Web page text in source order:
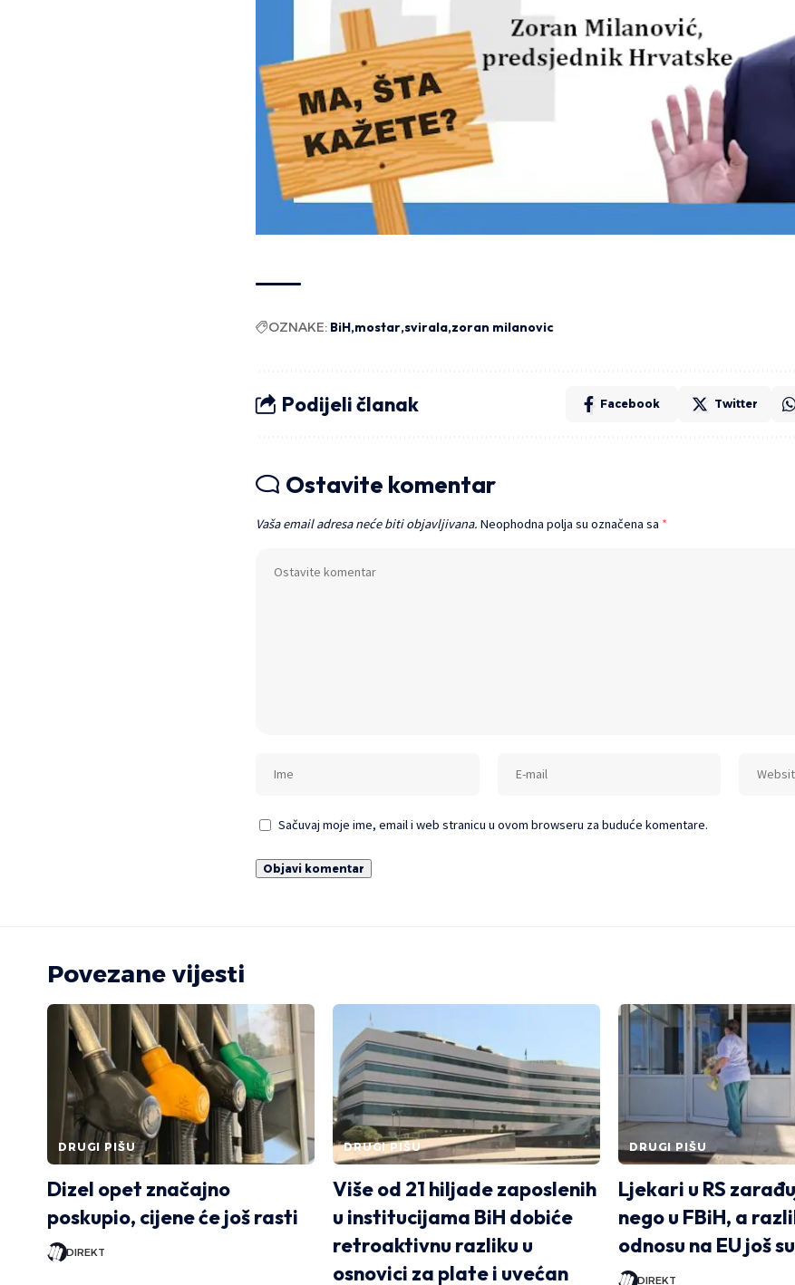
OZNAKE: BiH mostar svirala zoran milanovic
Podijeli članak Facebook Twitter
Ostavite komentar
Vaša email adresa neće biti objavljivana. Neophodna polja su označena sa *
Sačuvaj moje ime, email i web stranicu u ovom browseru za buduće komentare.
Povezane vijesti
DRUGI PIŠU
Dizel opet značajno
poskupio, cijene će još rasti
DIREKT
DRUGI PIŠU
Više od 21 hiljade zaposlenih
u institucijama BiH dobiće
retroaktivnu razliku u
osnovici za plate i uvećan
DRUGI PIŠU
Ljekari u RS
nego u FBiH, a
odnosu na EU još
DIREKT